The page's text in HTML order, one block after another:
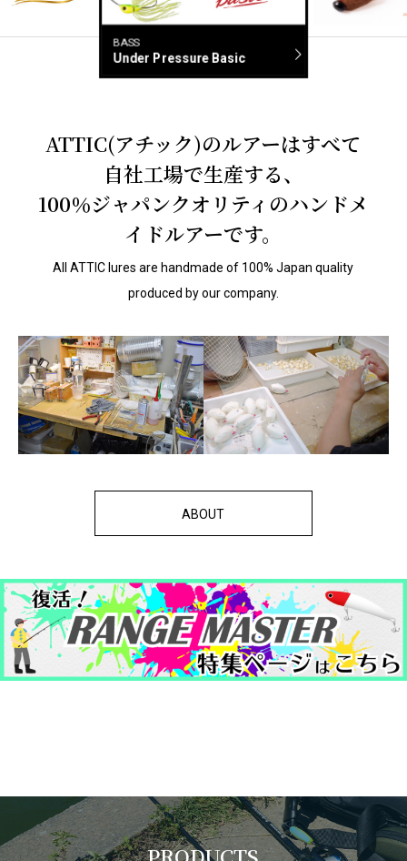
BASS
Under Pressure Basic
ATTIC(アチック)のルアーはすべて
自社工場で生産する、
100％ジャパンクオリティのハンドメ
イドルアーです。
All ATTIC lures are handmade of 100% Japan quality
produced by our company.
ABOUT